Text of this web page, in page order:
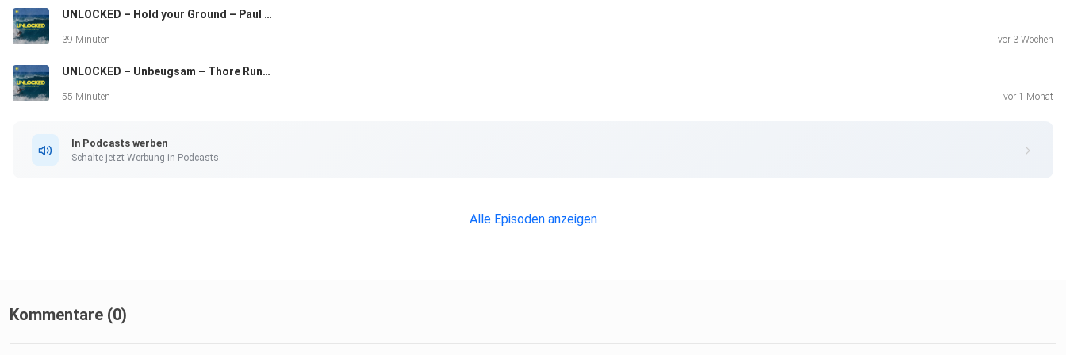
UNLOCKED – Hold your Ground – Paul Zänker
39 Minuten vor 3 Wochen
UNLOCKED – Unbeugsam – Thore Runkel
55 Minuten vor 1 Monat
In Podcasts werben
Schalte jetzt Werbung in Podcasts.
Alle Episoden anzeigen
Kommentare (0)